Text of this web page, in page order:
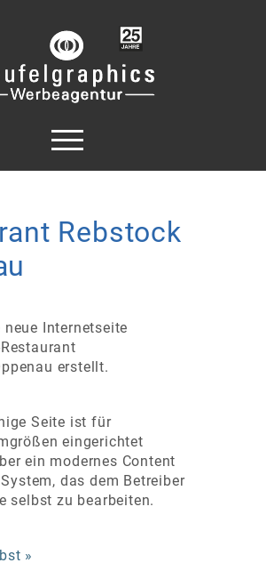
Rebstock
neue Internetseite
erstellt.
Seite ist für
eingerichtet
ein modernes Content
das dem Betreiber
selbst zu bearbeiten.
»